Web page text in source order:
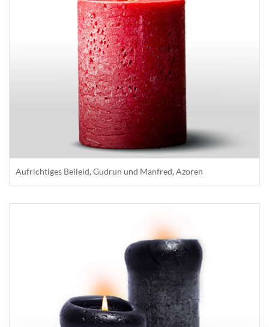
Aufrichtiges Beileid, Gudrun und Manfred, Azoren